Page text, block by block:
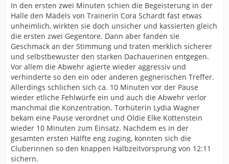
In den ersten zwei Minuten schien die Begeisterung in der
Halle den Mädels von Trainerin Cora Schardt fast etwas
unheimlich, wirkten sie doch unsicher und kassierten gleich
die ersten zwei Gegentore. Dann aber fanden sie
Geschmack an der Stimmung und traten merklich sicherer
und selbstbewuster den starken Dachauerinen entgegen.
Vor allem die Abwehr agierte wieder aggressiv und
verhinderte so den ein oder anderen gegnerischen Treffer.
Allerdings schlichen sich ca. 10 Minuten vor der Pause
wieder etliche Fehlwürfe ein und auch die Abwehr verlor
manchmal die Konzentration. Torhüterin Lydia Wagner
bekam eine Pause verordnet und Oldie Elke Kottenstein
wieder 10 Minuten zum Einsatz. Nachdem es in der
gesamten ersten Hälfte eng zuging, konnten sich die
Cluberinnen so den knappen Halbzeitvorsprung von 12:11
sichern.